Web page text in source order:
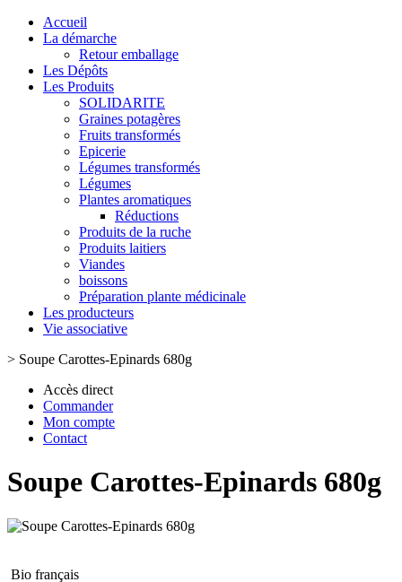
Accueil
La démarche
Retour emballage
Les Dépôts
Les Produits
SOLIDARITE
Graines potagères
Fruits transformés
Epicerie
Légumes transformés
Légumes
Plantes aromatiques
Réductions
Produits de la ruche
Produits laitiers
Viandes
boissons
Préparation plante médicinale
Les producteurs
Vie associative
> Soupe Carottes-Epinards 680g
Accès direct
Commander
Mon compte
Contact
Soupe Carottes-Epinards 680g
Bio français